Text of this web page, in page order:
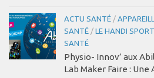
ACTU SANTÉ /
SANTÉ / LE HANDI SPORT
SANTÉ
Physio- Innov’ aux
Lab Maker Faire :